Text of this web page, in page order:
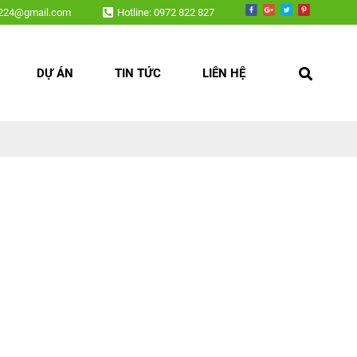
nội thất,.... Hotline: 0972 822 827
DỰ ÁN TIN TỨC LIÊN HỆ